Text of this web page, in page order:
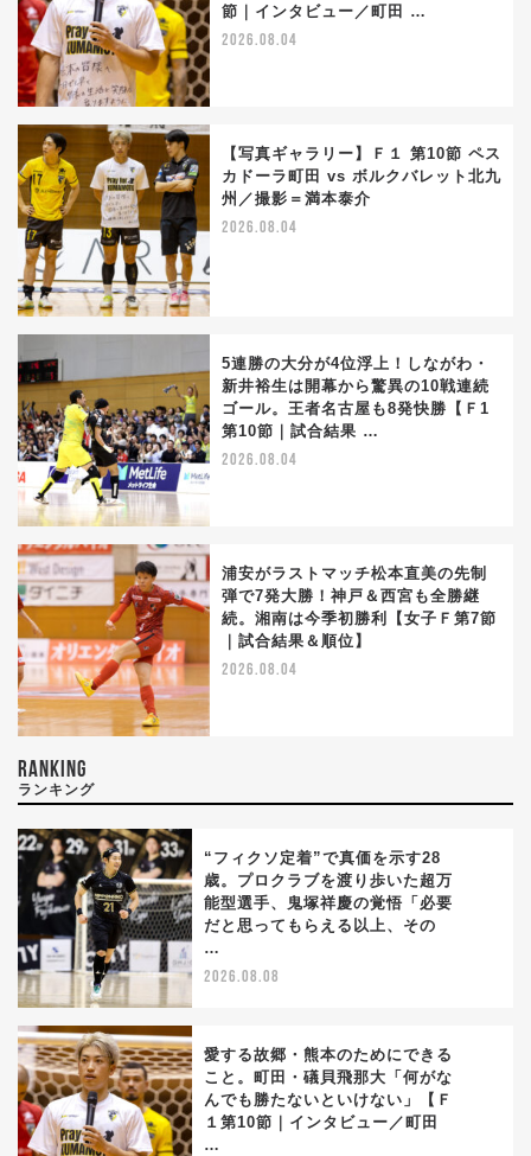
節｜インタビュー／町田 …
2026.08.04
【写真ギャラリー】Ｆ１ 第10節 ペス
カドーラ町田 vs ボルクバレット北九
州／撮影＝満本泰介
2026.08.04
5連勝の大分が4位浮上！しながわ・
新井裕生は開幕から驚異の10戦連続
ゴール。王者名古屋も8発快勝【Ｆ1
第10節｜試合結果 …
2026.08.04
浦安がラストマッチ松本直美の先制
弾で7発大勝！神戸＆西宮も全勝継
続。湘南は今季初勝利【女子Ｆ第7節
｜試合結果＆順位】
2026.08.04
RANKING
ランキング
“フィクソ定着”で真価を示す28
歳。プロクラブを渡り歩いた超万
能型選手、鬼塚祥慶の覚悟「必要
だと思ってもらえる以上、その
…
2026.08.08
愛する故郷・熊本のためにできる
こと。町田・礒貝飛那大「何がな
んでも勝たないといけない」【Ｆ
１第10節｜インタビュー／町田
…